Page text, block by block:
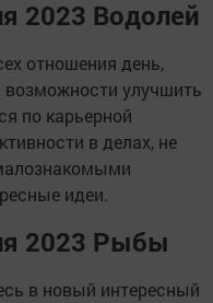
2023 Водолей
отношения день,
возможности улучшить
по карьерной
в делах, не
идеи.
2023 Рыбы
в новый интересный